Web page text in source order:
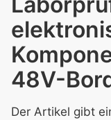
48V-
Der Artikel gibt